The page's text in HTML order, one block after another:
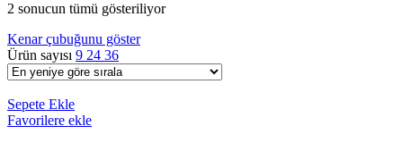
2 sonucun tümü gösteriliyorEn yeniye göre sıralandı
Kenar çubuğunu göster
Ürün sayısı 9 24 36
Sepete Ekle
Favorilere ekle